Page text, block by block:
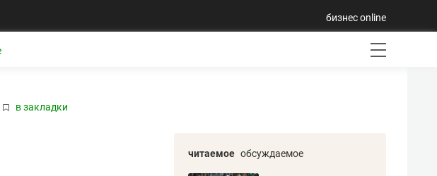
бизнес online
в закладки
читаемое обсуждаемое